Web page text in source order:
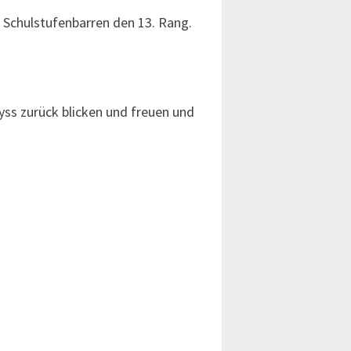
den 13. Rang.
zurück blicken und freuen und